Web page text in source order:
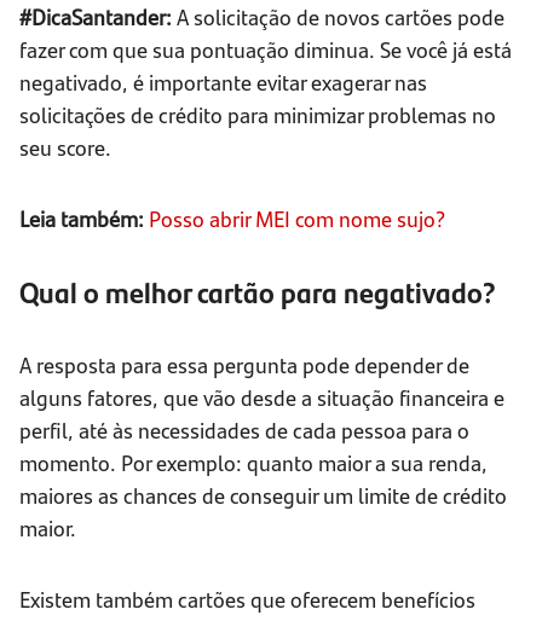
#DicaSantander: A solicitação de novos cartões pode
fazer com que sua pontuação diminua. Se você já está
negativado, é importante evitar exagerar nas
solicitações de crédito para minimizar problemas no
seu score.
Leia também: Posso abrir MEI com nome sujo?
Qual o melhor cartão para negativado?
A resposta para essa pergunta pode depender de
alguns fatores, que vão desde a situação financeira e
perfil, até às necessidades de cada pessoa para o
momento. Por exemplo: quanto maior a sua renda,
maiores as chances de conseguir um limite de crédito
maior.
Existem também cartões que oferecem benefícios